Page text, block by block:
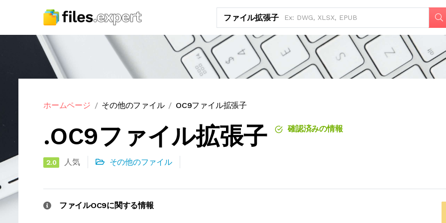
ファイル拡張子
ホームページ その他のファイル OC9ファイル拡張子
.OC9ファイル拡張子 確認済みの情報
2.0 人気 その他のファイル
ファイルOC9に関する情報